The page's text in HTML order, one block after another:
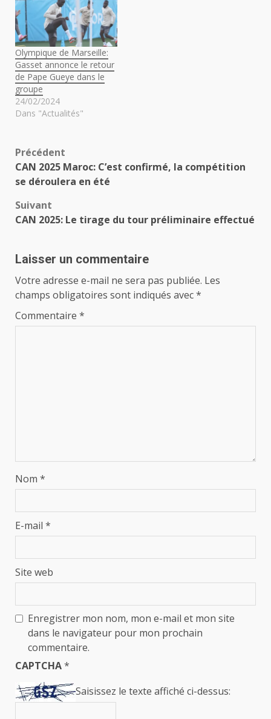
Olympique de Marseille:
Gasset annonce le retour
de Pape Gueye dans le
groupe
24/02/2024
Dans "Actualités"
Navigation
d’article
Précédent
CAN 2025 Maroc: C’est confirmé, la compétition
se déroulera en été
Suivant
CAN 2025: Le tirage du tour préliminaire effectué
Laisser un commentaire
Votre adresse e-mail ne sera pas publiée. Les
champs obligatoires sont indiqués avec*
Commentaire *
Nom *
E-mail *
Site web
Enregistrer mon nom, mon e-mail et mon site
dans le navigateur pour mon prochain
commentaire.
CAPTCHA*
Saisissez le texte affiché ci-dessus: